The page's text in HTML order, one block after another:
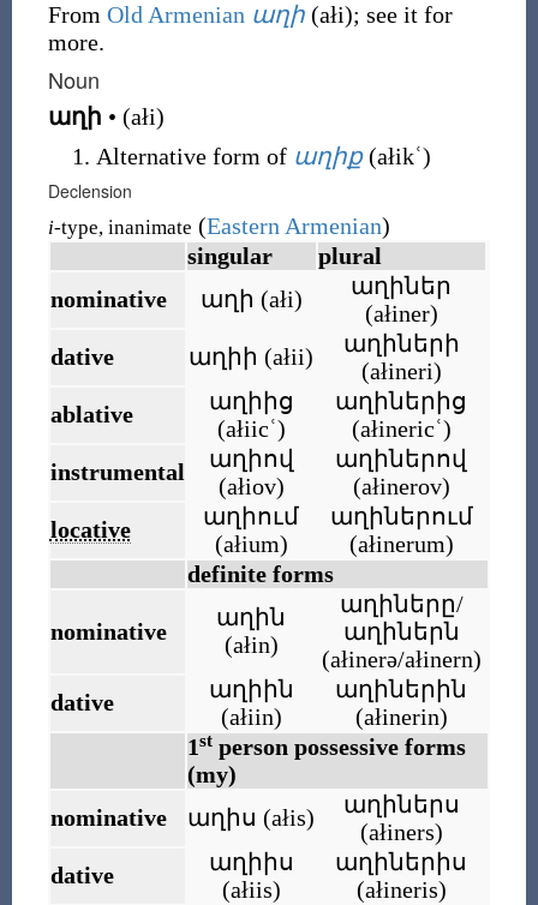
From Old Armenian աղի (ałi); see it for
more.
Noun
աղի • (ałi)
Alternative form of աղիք (ałikʿ)
Declension
i-type, inanimate (Eastern Armenian)
singular
plural
nominative
աղի (ałi)
աղիներ
(ałiner)
dative
աղիի (ałii)
աղիների
(ałineri)
ablative
աղիից
(ałiicʿ)
աղիներից
(ałinericʿ)
instrumental
աղիով
(ałiov)
աղիներով
(ałinerov)
locative
աղիում
(ałium)
աղիներում
(ałinerum)
definite forms
nominative
աղին
(ałin)
աղիները/
աղիներն
(ałinerə/ałinern)
dative
աղիին
(ałiin)
աղիներին
(ałinerin)
1stperson possessive forms
(my)
nominative
աղիս (ałis)
աղիներս
(ałiners)
dative
աղիիս
(ałiis)
աղիներիս
(ałineris)